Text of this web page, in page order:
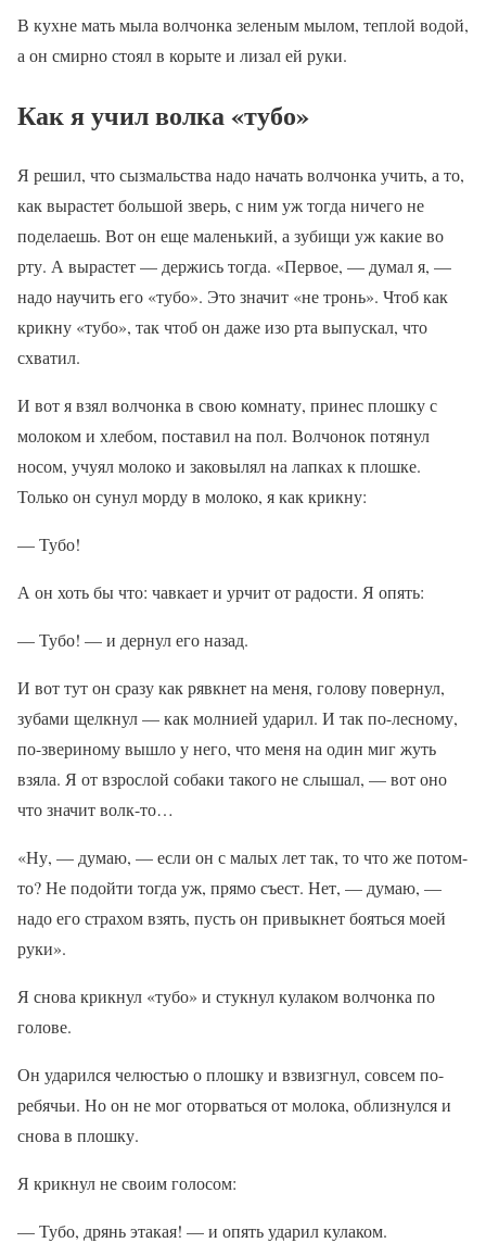
В кухне мать мыла волчонка зеленым мылом, теплой водой,
а он смирно стоял в корыте и лизал ей руки.
Как я учил волка «тубо»
Я решил, что сызмальства надо начать волчонка учить, а то,
как вырастет большой зверь, с ним уж тогда ничего не
поделаешь. Вот он еще маленький, а зубищи уж какие во
рту. А вырастет — держись тогда. «Первое, — думал я, —
надо научить его «тубо». Это значит «не тронь». Чтоб как
крикну «тубо», так чтоб он даже изо рта выпускал, что
схватил.
И вот я взял волчонка в свою комнату, принес плошку с
молоком и хлебом, поставил на пол. Волчонок потянул
носом, учуял молоко и заковылял на лапках к плошке.
Только он сунул морду в молоко, я как крикну:
— Тубо!
А он хоть бы что: чавкает и урчит от радости. Я опять:
— Тубо! — и дернул его назад.
И вот тут он сразу как рявкнет на меня, голову повернул,
зубами щелкнул — как молнией ударил. И так по-лесному,
по-звериному вышло у него, что меня на один миг жуть
взяла. Я от взрослой собаки такого не слышал, — вот оно
что значит волк-то…
«Ну, — думаю, — если он с малых лет так, то что же потом-
то? Не подойти тогда уж, прямо съест. Нет, — думаю, —
надо его страхом взять, пусть он привыкнет бояться моей
руки».
Я снова крикнул «тубо» и стукнул кулаком волчонка по
голове.
Он ударился челюстью о плошку и взвизгнул, совсем по-
ребячьи. Но он не мог оторваться от молока, облизнулся и
снова в плошку.
Я крикнул не своим голосом:
— Тубо, дрянь этакая! — и опять ударил кулаком.